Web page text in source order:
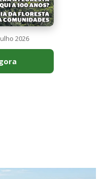
superfície oceânica para
ectoparasitas